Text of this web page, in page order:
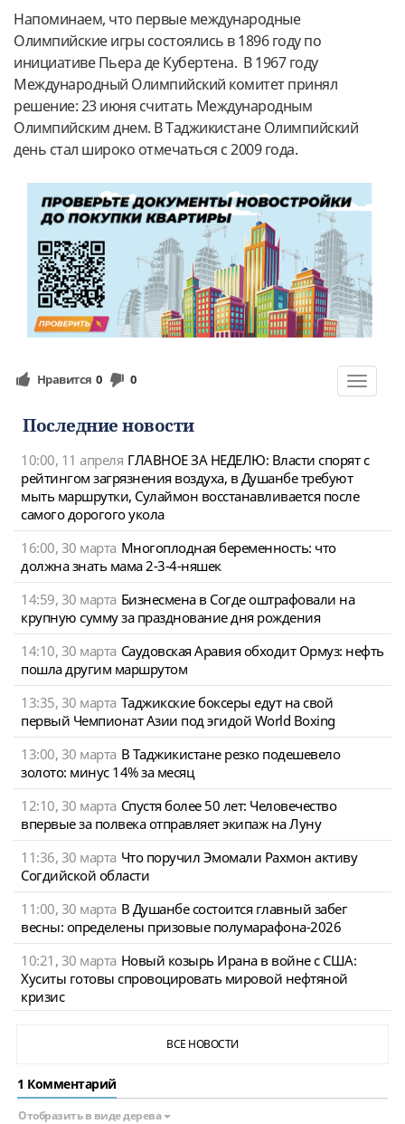
Напоминаем, что первые международные
Олимпийские игры состоялись в 1896 году по
инициативе Пьера де Кубертена. В 1967 году
Международный Олимпийский комитет принял
решение: 23 июня считать Международным
Олимпийским днем. В Таджикистане Олимпийский
день стал широко отмечаться с 2009 года.
Toggle
Нравится 0 0
Последние новости
10:00, 11 апреля ГЛАВНОЕ ЗА НЕДЕЛЮ: Власти спорят с
рейтингом загрязнения воздуха, в Душанбе требуют
мыть маршрутки, Сулаймон восстанавливается после
самого дорогого укола
16:00, 30 марта Многоплодная беременность: что
должна знать мама 2-3-4-няшек
14:59, 30 марта Бизнесмена в Согде оштрафовали на
крупную сумму за празднование дня рождения
14:10, 30 марта Саудовская Аравия обходит Ормуз: нефть
пошла другим маршрутом
13:35, 30 марта Таджикские боксеры едут на свой
первый Чемпионат Азии под эгидой World Boxing
13:00, 30 марта В Таджикистане резко подешевело
золото: минус 14% за месяц
12:10, 30 марта Спустя более 50 лет: Человечество
впервые за полвека отправляет экипаж на Луну
11:36, 30 марта Что поручил Эмомали Рахмон активу
Согдийской области
11:00, 30 марта В Душанбе состоится главный забег
весны: определены призовые полумарафона-2026
10:21, 30 марта Новый козырь Ирана в войне с США:
Хуситы готовы спровоцировать мировой нефтяной
кризис
ВСЕ НОВОСТИ
1 Комментарий
Отобразить в виде дерева